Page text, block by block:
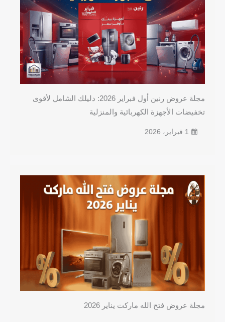
مجلة عروض رنين أول فبراير 2026: دليلك الشامل لأقوى
تخفيضات الأجهزة الكهربائية والمنزلية
مجلة عروض فتح الله ماركت يناير 2026